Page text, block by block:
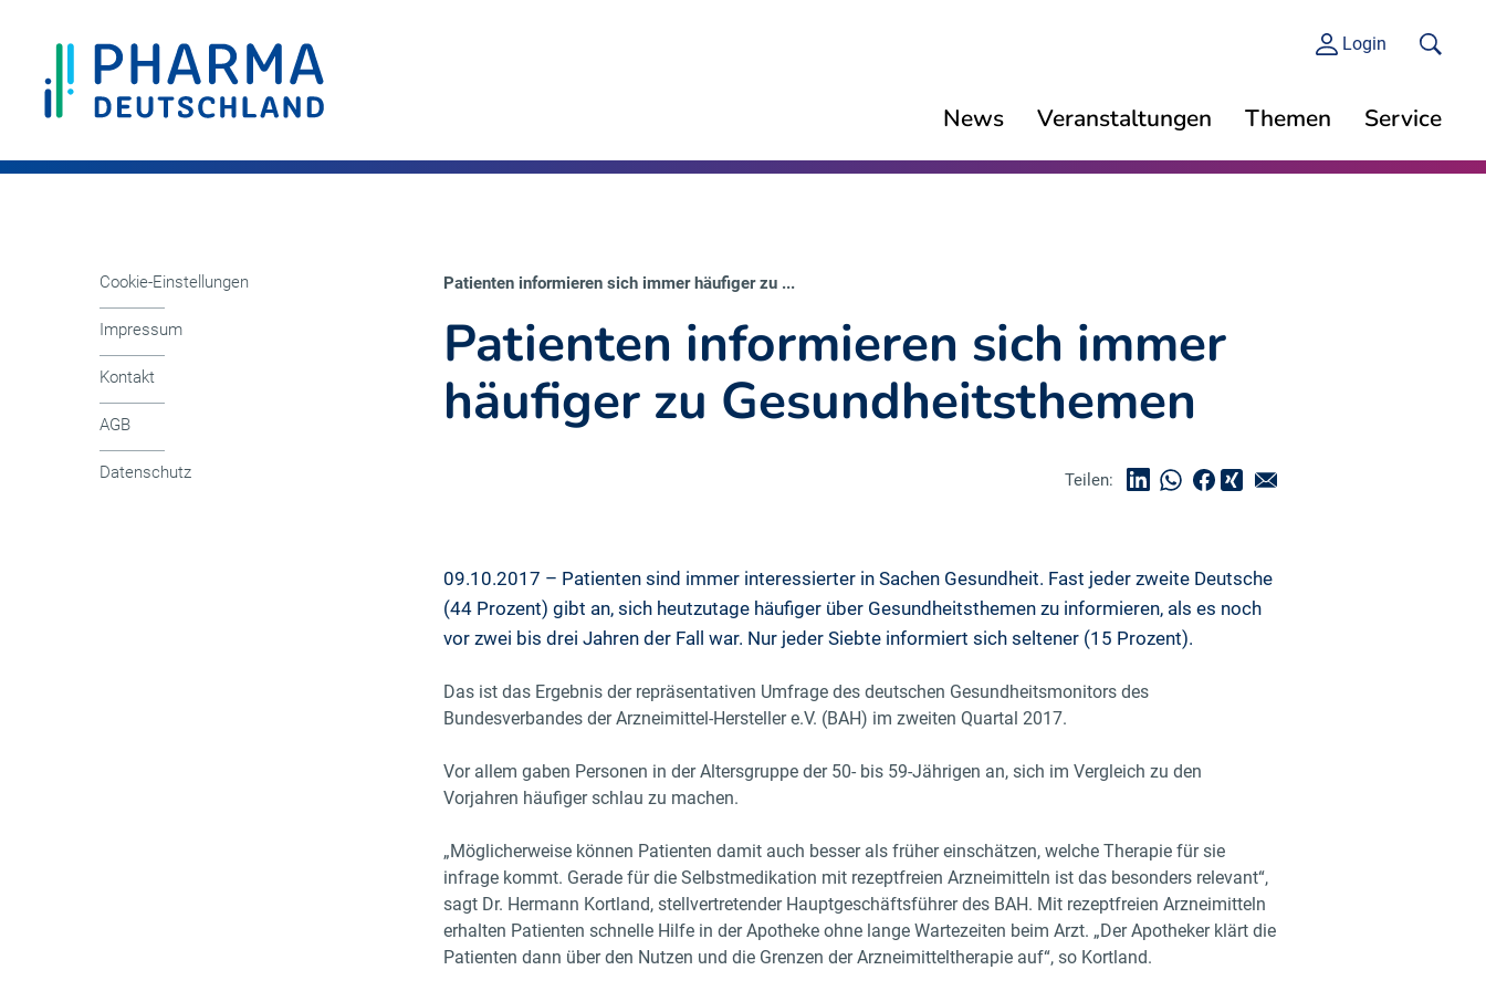
Login
News Veranstaltungen Themen Service
Cookie-Einstellungen
Impressum
Kontakt
AGB
Datenschutz
Patienten informieren sich immer häufiger zu ...
Patienten informieren sich immer
häufiger zu Gesundheitsthemen
Teilen:
09.10.2017 – Patienten sind immer interessierter in Sachen Gesundheit. Fast jeder zweite Deutsche
(44 Prozent) gibt an, sich heutzutage häufiger über Gesundheitsthemen zu informieren, als es noch
vor zwei bis drei Jahren der Fall war. Nur jeder Siebte informiert sich seltener (15 Prozent).
Das ist das Ergebnis der repräsentativen Umfrage des deutschen Gesundheitsmonitors des
Bundesverbandes der Arzneimittel-Hersteller e.V. (BAH) im zweiten Quartal 2017.
Vor allem gaben Personen in der Altersgruppe der 50- bis 59-Jährigen an, sich im Vergleich zu den
Vorjahren häufiger schlau zu machen.
„Möglicherweise können Patienten damit auch besser als früher einschätzen, welche Therapie für sie
infrage kommt. Gerade für die Selbstmedikation mit rezeptfreien Arzneimitteln ist das besonders relevant“,
sagt Dr. Hermann Kortland, stellvertretender Hauptgeschäftsführer des BAH. Mit rezeptfreien Arzneimitteln
erhalten Patienten schnelle Hilfe in der Apotheke ohne lange Wartezeiten beim Arzt. „Der Apotheker klärt die
Patienten dann über den Nutzen und die Grenzen der Arzneimitteltherapie auf“, so Kortland.